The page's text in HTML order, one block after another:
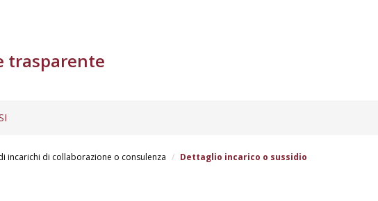
trasparente
incarichi di collaborazione o consulenza Dettaglio incarico o sussidio